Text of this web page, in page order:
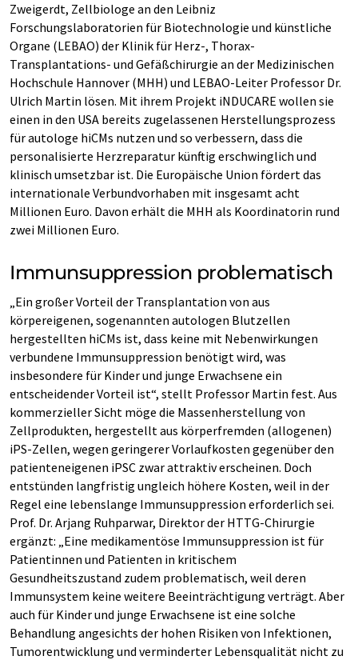
Zweigerdt, Zellbiologe an den Leibniz
Forschungslaboratorien für Biotechnologie und künstliche
Organe (LEBAO) der Klinik für Herz-, Thorax-
Transplantations- und Gefäßchirurgie an der Medizinischen
Hochschule Hannover (MHH) und LEBAO-Leiter Professor Dr.
Ulrich Martin lösen. Mit ihrem Projekt iNDUCARE wollen sie
einen in den USA bereits zugelassenen Herstellungsprozess
für autologe hiCMs nutzen und so verbessern, dass die
personalisierte Herzreparatur künftig erschwinglich und
klinisch umsetzbar ist. Die Europäische Union fördert das
internationale Verbundvorhaben mit insgesamt acht
Millionen Euro. Davon erhält die MHH als Koordinatorin rund
zwei Millionen Euro.
Immunsuppression problematisch
„Ein großer Vorteil der Transplantation von aus
körpereigenen, sogenannten autologen Blutzellen
hergestellten hiCMs ist, dass keine mit Nebenwirkungen
verbundene Immunsuppression benötigt wird, was
insbesondere für Kinder und junge Erwachsene ein
entscheidender Vorteil ist“, stellt Professor Martin fest. Aus
kommerzieller Sicht möge die Massenherstellung von
Zellprodukten, hergestellt aus körperfremden (allogenen)
iPS-Zellen, wegen geringerer Vorlaufkosten gegenüber den
patienteneigenen iPSC zwar attraktiv erscheinen. Doch
entstünden langfristig ungleich höhere Kosten, weil in der
Regel eine lebenslange Immunsuppression erforderlich sei.
Prof. Dr. Arjang Ruhparwar, Direktor der HTTG-Chirurgie
ergänzt: „Eine medikamentöse Immunsuppression ist für
Patientinnen und Patienten in kritischem
Gesundheitszustand zudem problematisch, weil deren
Immunsystem keine weitere Beeinträchtigung verträgt. Aber
auch für Kinder und junge Erwachsene ist eine solche
Behandlung angesichts der hohen Risiken von Infektionen,
Tumorentwicklung und verminderter Lebensqualität nicht zu